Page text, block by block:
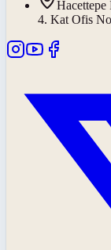
4. Kat Ofis